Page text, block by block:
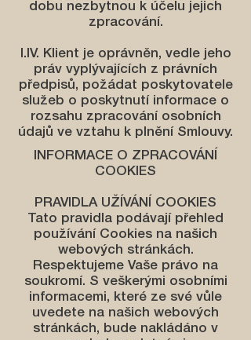
dobu nezbytnou k účelu jejich
zpracování.
I.IV. Klient je oprávněn, vedle jeho
práv vyplývajících z právních
předpisů, požádat poskytovatele
služeb o poskytnutí informace o
rozsahu zpracování osobních
údajů ve vztahu k plnění Smlouvy.
INFORMACE O ZPRACOVÁNÍ
COOKIES
PRAVIDLA UŽÍVÁNÍ COOKIES
Tato pravidla podávají přehled
používání Cookies na našich
webových stránkách.
Respektujeme Vaše právo na
soukromí. S veškerými osobními
informacemi, které ze své vůle
uvedete na našich webových
stránkách, bude nakládáno v